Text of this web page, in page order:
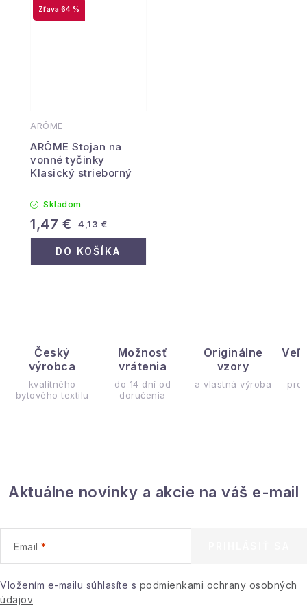
Český
výrobca
kvalitného
bytového textilu
Možnosť
vrátenia
do 14 dní od
doručenia
Originálne
vzory
a vlastná výroba pre
ARÔME
ARÔME Stojan na
vonné tyčinky
Klasický strieborný
64 %
Skladom
1,47 € 4,13 €
DO KOŠÍKA
Aktuálne novinky a akcie na váš e-mail
Email
Vložením e-mailu súhlasíte s podmienkami ochrany osobných
údajov